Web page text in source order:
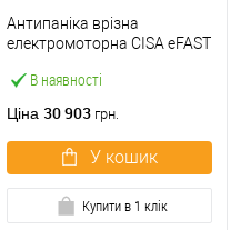
В наявності
Антипаніка врізна
електромоторна CISA eFAST
Ціна 30 903 грн.
У кошик
Купити в 1 клік